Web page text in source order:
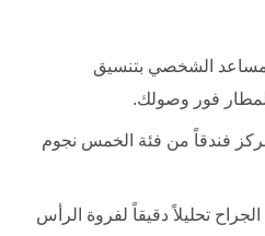
الشخصي بتنسيق
فور وصولك.
فندقاً من فئة الخمس نجوم
تحليلاً دقيقاً لفروة الرأس